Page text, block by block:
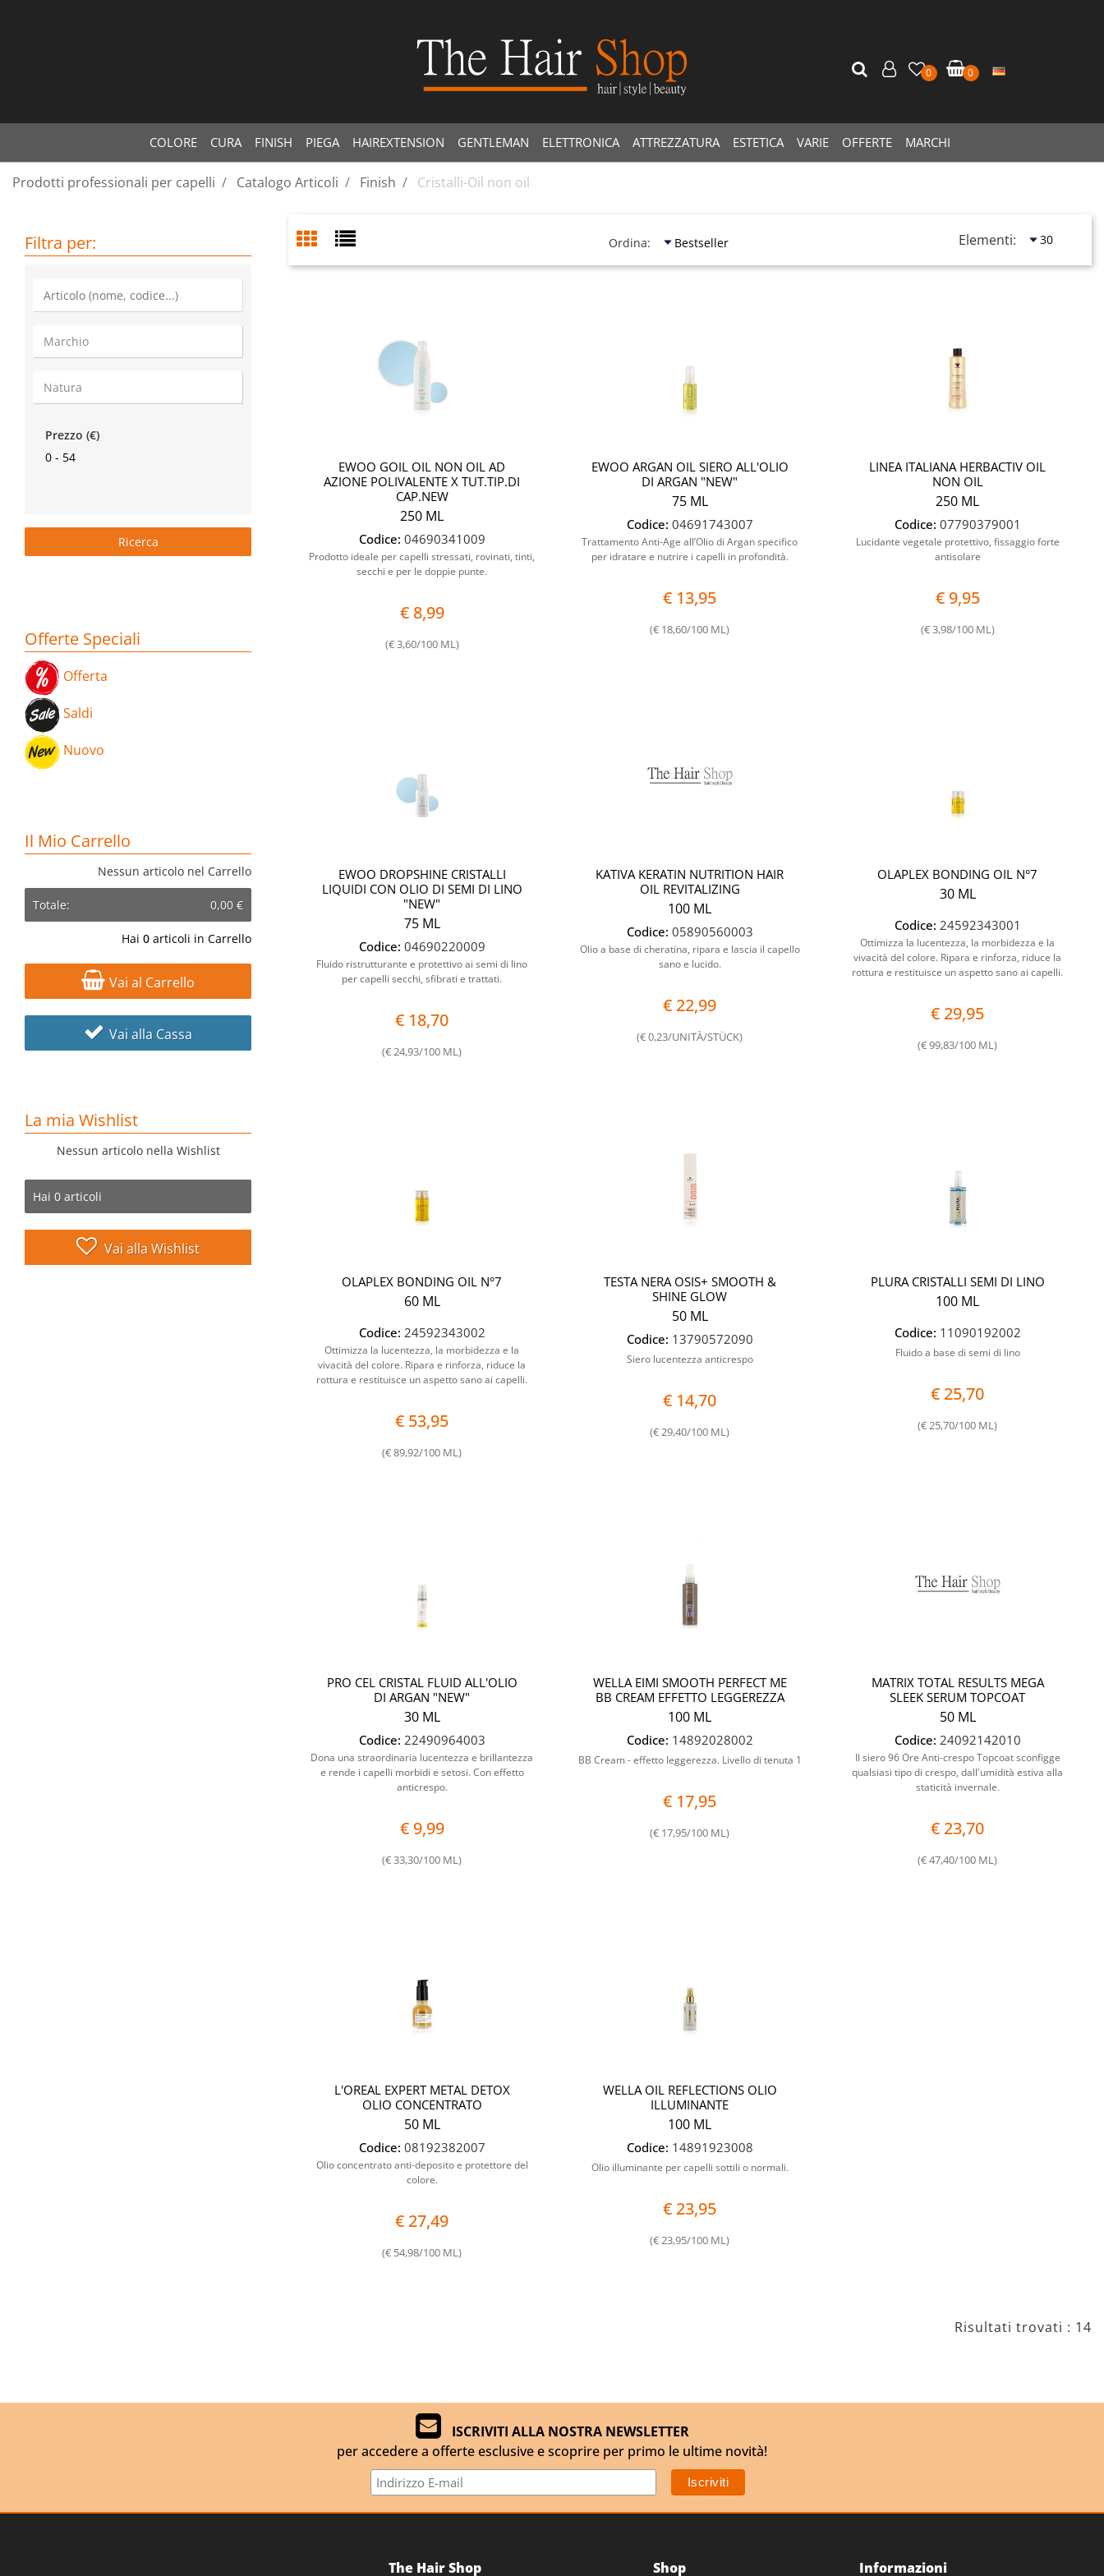
COLORE CURA FINISH PIEGA HAIREXTENSION GENTLEMAN ELETTRONICA ATTREZZATURA ESTETICA VARIE OFFERTE MARCHI
0 0
Prodotti professionali per capelli Catalogo Articoli Finish Cristalli-Oil non oil
Filtra per:
Prezzo (€)
0 - 54
Offerte Speciali
Offerta
Saldi
Nuovo
Il Mio Carrello
Nessun articolo nel Carrello
Hai 0 articoli in Carrello
Totale: 0,00 €
Vai al Carrello
Vai alla Cassa
La mia Wishlist
Nessun articolo nella Wishlist
Hai 0 articoli
Vai alla Wishlist
Ordina: Elementi:
EWOO GOIL OIL NON OIL AD
AZIONE POLIVALENTE X TUT.TIP.DI
CAP.NEW
250 ML
Codice: 04690341009
Prodotto ideale per capelli stressati, rovinati, tinti,
secchi e per le doppie punte.
€ 8,99
(€ 3,60/100 ML)
EWOO ARGAN OIL SIERO ALL'OLIO
DI ARGAN "NEW"
75 ML
Codice: 04691743007
Trattamento Anti-Age all’Olio di Argan specifico
per idratare e nutrire i capelli in profondità.
€ 13,95
(€ 18,60/100 ML)
LINEA ITALIANA HERBACTIV OIL
NON OIL
250 ML
Codice: 07790379001
Lucidante vegetale protettivo, fissaggio forte
antisolare
€ 9,95
(€ 3,98/100 ML)
EWOO DROPSHINE CRISTALLI
LIQUIDI CON OLIO DI SEMI DI LINO
"NEW"
75 ML
Codice: 04690220009
Fluido ristrutturante e protettivo ai semi di lino
per capelli secchi, sfibrati e trattati.
€ 18,70
(€ 24,93/100 ML)
KATIVA KERATIN NUTRITION HAIR
OIL REVITALIZING
100 ML
Codice: 05890560003
Olio a base di cheratina, ripara e lascia il capello
sano e lucido.
€ 22,99
(€ 0,23/UNITÀ/STÜCK)
OLAPLEX BONDING OIL N°7
30 ML
Codice: 24592343001
Ottimizza la lucentezza, la morbidezza e la
vivacità del colore. Ripara e rinforza, riduce la
rottura e restituisce un aspetto sano ai capelli.
€ 29,95
(€ 99,83/100 ML)
OLAPLEX BONDING OIL N°7
60 ML
Codice: 24592343002
Ottimizza la lucentezza, la morbidezza e la
vivacità del colore. Ripara e rinforza, riduce la
rottura e restituisce un aspetto sano ai capelli.
€ 53,95
(€ 89,92/100 ML)
TESTA NERA OSIS+ SMOOTH &
SHINE GLOW
50 ML
Codice: 13790572090
Siero lucentezza anticrespo
€ 14,70
(€ 29,40/100 ML)
PLURA CRISTALLI SEMI DI LINO
100 ML
Codice: 11090192002
Fluido a base di semi di lino
€ 25,70
(€ 25,70/100 ML)
PRO CEL CRISTAL FLUID ALL'OLIO
DI ARGAN "NEW"
30 ML
Codice: 22490964003
Dona una straordinaria lucentezza e brillantezza
e rende i capelli morbidi e setosi. Con effetto
anticrespo.
€ 9,99
(€ 33,30/100 ML)
WELLA EIMI SMOOTH PERFECT ME
BB CREAM EFFETTO LEGGEREZZA
100 ML
Codice: 14892028002
BB Cream - effetto leggerezza. Livello di tenuta 1
€ 17,95
(€ 17,95/100 ML)
MATRIX TOTAL RESULTS MEGA
SLEEK SERUM TOPCOAT
50 ML
Codice: 24092142010
Il siero 96 Ore Anti-crespo Topcoat sconfigge
qualsiasi tipo di crespo, dall'umidità estiva alla
staticità invernale.
€ 23,70
(€ 47,40/100 ML)
L'OREAL EXPERT METAL DETOX
OLIO CONCENTRATO
50 ML
Codice: 08192382007
Olio concentrato anti-deposito e protettore del
colore.
€ 27,49
(€ 54,98/100 ML)
WELLA OIL REFLECTIONS OLIO
ILLUMINANTE
100 ML
Codice: 14891923008
Olio illuminante per capelli sottili o normali.
€ 23,95
(€ 23,95/100 ML)
Risultati trovati : 14
ISCRIVITI ALLA NOSTRA NEWSLETTER
per accedere a offerte esclusive e scoprire per primo le ultime novità!
The Hair Shop Shop Informazioni